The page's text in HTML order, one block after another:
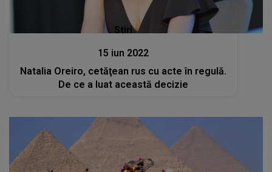
Stiri
15 iun 2022
Natalia Oreiro, cetăţean rus cu acte în regulă.
De ce a luat această decizie